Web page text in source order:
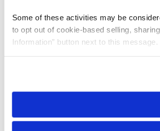
Some of these activities may be
to opt out of cookie-based selling,
Information” button next to this message.
need to be set again.